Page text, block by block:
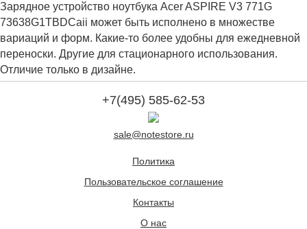
Зарядное устройство ноутбука Acer ASPIRE V3 771G
73638G1TBDCaii может быть исполнено в множестве
вариаций и форм. Какие-то более удобны для ежедневной
переноски. Другие для стационарного использования.
Отличие только в дизайне.
+7(495) 585-62-53
sale@notestore.ru
Политика
Пользовательское соглашение
Контакты
О нас